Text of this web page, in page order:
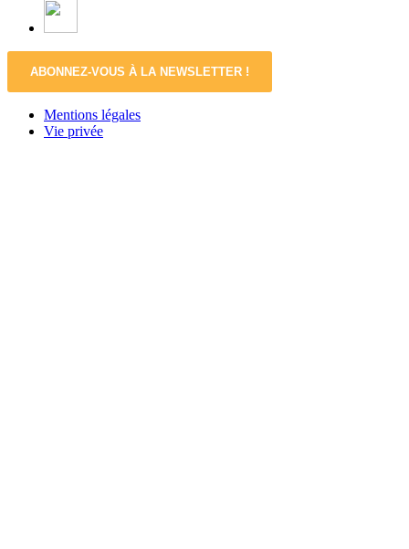
ABONNEZ-VOUS À LA NEWSLETTER !
Mentions légales
Vie privée